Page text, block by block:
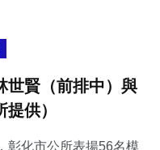
世賢（前排中）與
供）
彰化市公所表揚56名模